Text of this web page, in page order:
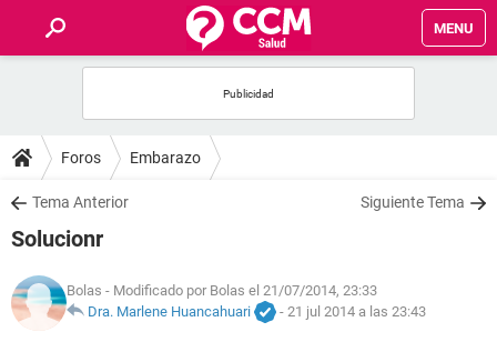
MENU
FOROS
SALUD
NUTRICIÓN
Foros Embarazo
Tema Anterior Siguiente Tema
Solucionr
Bolas - Modificado por Bolas el 21/07/2014, 23:33
Dra. Marlene Huancahuari
- 21 jul 2014 a las 23:43